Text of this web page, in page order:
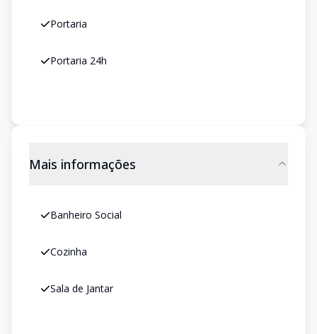
Portaria
Portaria 24h
Mais informações
Banheiro Social
Cozinha
Sala de Jantar